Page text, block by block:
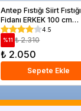
Antep Fıstığı Siirt Fıstığı
Fidanı ERKEK 100 cm
Saksıda
4.5
%11 ₺ 2.310
₺ 2.050
Sepete Ekle